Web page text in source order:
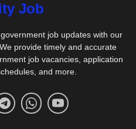
Job
job updates with our
provide timely and accurate
job vacancies, application
and more.